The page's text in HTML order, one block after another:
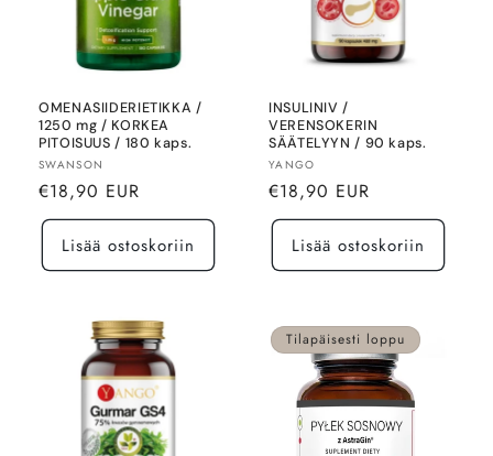
OMENASIIDERIETIKKA /
1250 mg / KORKEA
PITOISUUS / 180 kaps.
Myyjä:
SWANSON
Normaalihinta
€18,90 EUR
Lisää ostoskoriin
INSULINIV /
VERENSOKERIN
SÄÄTELYYN / 90 kaps.
Myyjä:
YANGO
Normaalihinta
€18,90 EUR
Lisää ostoskoriin
Tilapäisesti loppu